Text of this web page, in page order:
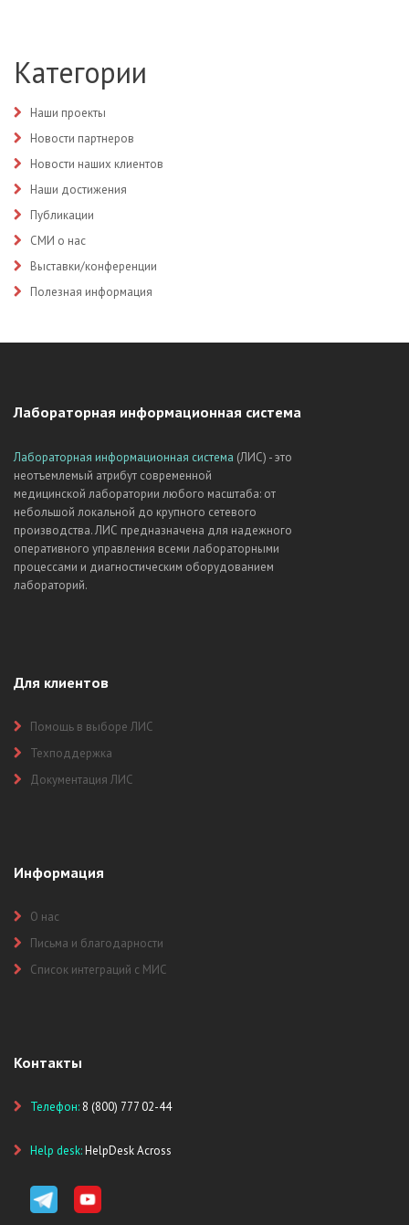
Категории
Наши проекты
Новости партнеров
Новости наших клиентов
Наши достижения
Публикации
СМИ о нас
Выставки/конференции
Полезная информация
Лабораторная информационная система
Лабораторная информационная система (ЛИС) - это
неотъемлемый атрибут современной
медицинской лаборатории любого масштаба: от
небольшой локальной до крупного сетевого
производства. ЛИС предназначена для надежного
оперативного управления всеми лабораторными
процессами и диагностическим оборудованием
лабораторий.
Для клиентов
Помощь в выборе ЛИС
Техподдержка
Документация ЛИС
Информация
О нас
Письма и благодарности
Список интеграций с МИС
Контакты
Телефон: 8 (800) 777 02-44
Help desk:HelpDesk Across